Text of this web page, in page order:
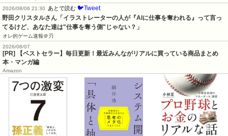
2026/08/06 21:30
あとで読む 🐦Tweet
野田クリスタルさん「イラストレーターの人が『AIに仕事を奪われる』って言っ
てるけど、あなた達は"仕事を奪う側"じゃない？」
オレ的ゲーム速報＠刃
2026/08/07
[PR] 【ベストセラー】毎日更新！最近みんながリアルに買っている商品まとめ
本・マンガ編
Amazon